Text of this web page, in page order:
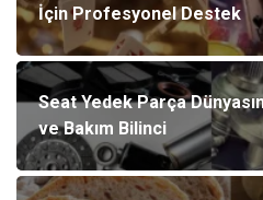
İçin Profesyonel Destek
Seat Yedek Parça
ve Bakım Bilinci